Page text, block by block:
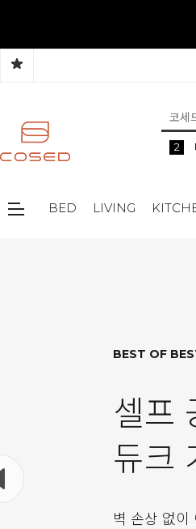
5
1
2
BED LIVING
BEST OF
셀프
듀크
벽 손상 없이